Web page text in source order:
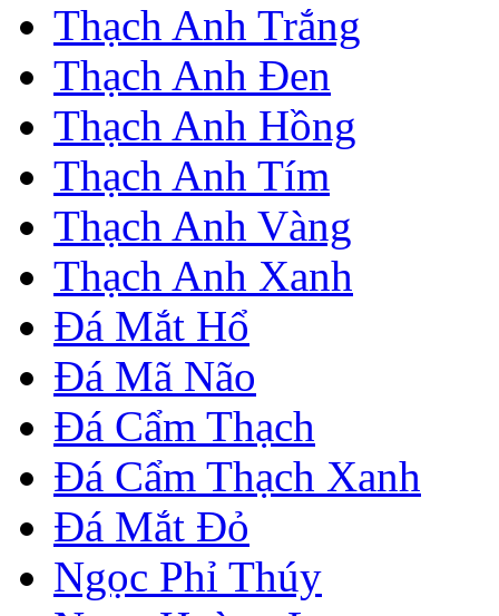
Thạch Anh Trắng
Thạch Anh Đen
Thạch Anh Hồng
Thạch Anh Tím
Thạch Anh Vàng
Thạch Anh Xanh
Đá Mắt Hổ
Đá Mã Não
Đá Cẩm Thạch
Đá Cẩm Thạch Xanh
Đá Mắt Đỏ
Ngọc Phỉ Thúy